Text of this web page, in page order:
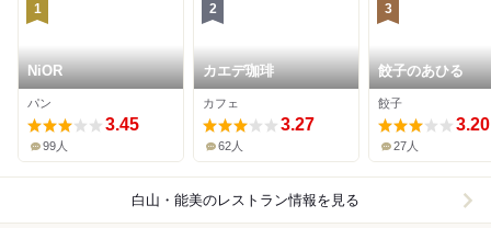
1
NiOR
パン
3.45
99人
2
カエデ珈琲
カフェ
3.27
62人
3
餃子のあひる
餃子
3.20
27人
白山・能美のレストラン情報を見る